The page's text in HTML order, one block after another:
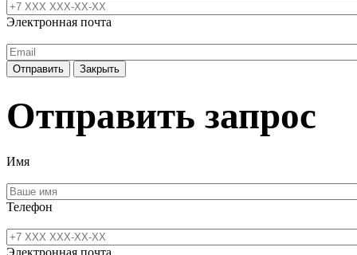
Электронная почта
Отправить Закрыть
Отправить запрос
Имя
Телефон
Электронная почта